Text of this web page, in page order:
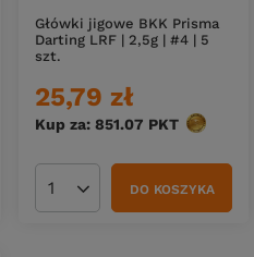
Główki jigowe BKK Prisma
Darting LRF | 2,5g | #4 | 5
szt.
25,79 zł
Kup za: 851.07 PKT punktów
Ilość produktówDO KOSZYKA